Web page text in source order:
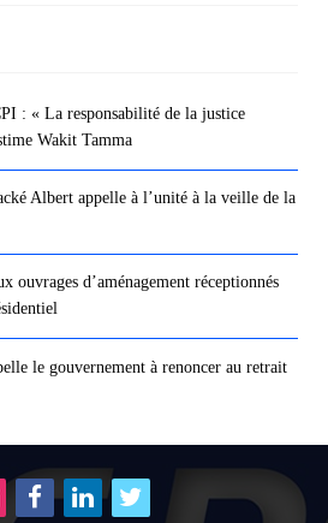
: « La responsabilité de la justice
Wakit Tamma
Albert appelle à l’unité à la veille de la
ouvrages d’aménagement réceptionnés
le gouvernement à renoncer au retrait